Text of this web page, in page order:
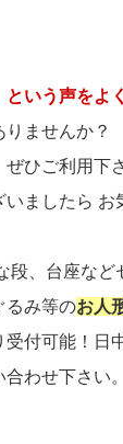
いう声をよ
ませんか？
ひご利用下
ましたら お
、台座な
るみ等のお人
付可能！
わせ下さい。